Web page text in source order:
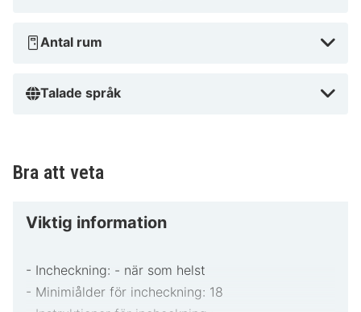
Antal rum
Talade språk
Bra att veta
Viktig information
- Incheckning: - när som helst
- Minimiålder för incheckning: 18